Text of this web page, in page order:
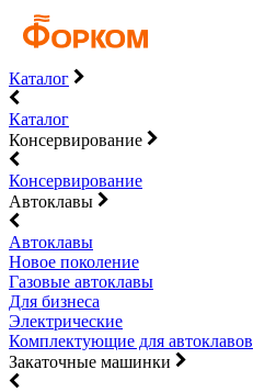
Каталог
Каталог
Консервирование
Консервирование
Автоклавы
Автоклавы
Новое поколение
Газовые автоклавы
Для бизнеса
Электрические
Комплектующие для автоклавов
Закаточные машинки